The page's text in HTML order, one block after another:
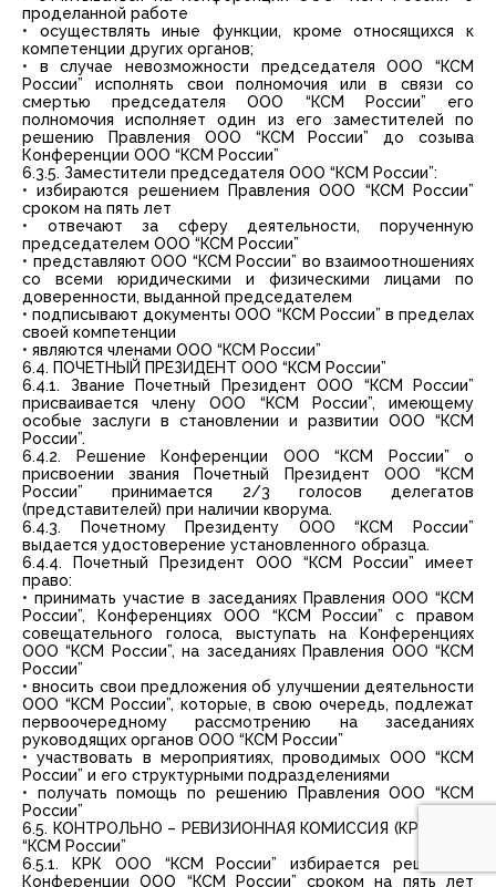
проделанной работе
• осуществлять иные функции, кроме относящихся к
компетенции других органов;
• в случае невозможности председателя ООО “КСМ
России” исполнять свои полномочия или в связи со
смертью председателя ООО “КСМ России” его
полномочия исполняет один из его заместителей по
решению Правления ООО “КСМ России” до созыва
Конференции ООО “КСМ России”
6.3.5. Заместители председателя ООО “КСМ России”:
• избираются решением Правления ООО “КСМ России”
сроком на пять лет
• отвечают за сферу деятельности, порученную
председателем ООО “КСМ России”
• представляют ООО “КСМ России” во взаимоотношениях
со всеми юридическими и физическими лицами по
доверенности, выданной председателем
• подписывают документы ООО “КСМ России” в пределах
своей компетенции
• являются членами ООО “КСМ России”
6.4. ПОЧЕТНЫЙ ПРЕЗИДЕНТ ООО “КСМ России”
6.4.1. Звание Почетный Президент ООО “КСМ России”
присваивается члену ООО “КСМ России”, имеющему
особые заслуги в становлении и развитии ООО “КСМ
России”.
6.4.2. Решение Конференции ООО “КСМ России” о
присвоении звания Почетный Президент ООО “КСМ
России” принимается 2/3 голосов делегатов
(представителей) при наличии кворума.
6.4.3. Почетному Президенту ООО “КСМ России”
выдается удостоверение установленного образца.
6.4.4. Почетный Президент ООО “КСМ России” имеет
право:
• принимать участие в заседаниях Правления ООО “КСМ
России”, Конференциях ООО “КСМ России” с правом
совещательного голоса, выступать на Конференциях
ООО “КСМ России”, на заседаниях Правления ООО “КСМ
России”
• вносить свои предложения об улучшении деятельности
ООО “КСМ России”, которые, в свою очередь, подлежат
первоочередному рассмотрению на заседаниях
руководящих органов ООО “КСМ России”
• участвовать в мероприятиях, проводимых ООО “КСМ
России” и его структурными подразделениями
• получать помощь по решению Правления ООО “КСМ
России”
6.5. КОНТРОЛЬНО – РЕВИЗИОННАЯ КОМИССИЯ (КРК) ООО
“КСМ России”
6.5.1. КРК ООО “КСМ России” избирается решением
Конференции ООО “КСМ России” сроком на пять лет